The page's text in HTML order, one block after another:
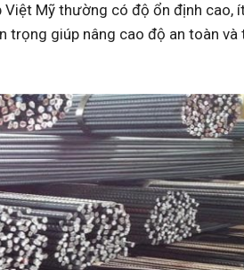
Mỹ thường có độ ổn định cao,
trọng giúp nâng cao độ an toàn và